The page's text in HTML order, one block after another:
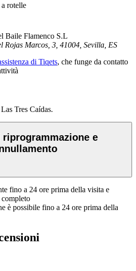
rotelle
Baile Flamenco S.L
Rojas Marcos, 3, 41004, Sevilla, ES
di Tiqets, che funge da contatto
Tres Caídas.
e
fino a 24 ore prima della visita e
è possibile fino a 24 ore prima della